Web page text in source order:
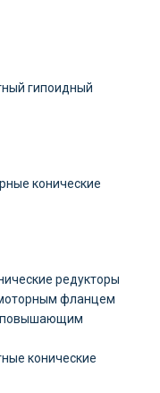
гипоидный
конические
редукторы
моторным фланцем
повышающим
конические